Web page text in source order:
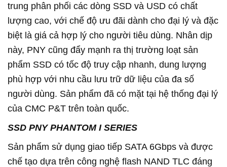
trung phân phối các dòng SSD và USD có chất
lượng cao, với chế độ ưu đãi dành cho đại lý và đặc
biệt là giá cả hợp lý cho người tiêu dùng. Nhân dịp
này, PNY cũng đẩy mạnh ra thị trường loạt sản
phẩm SSD có tốc độ truy cập nhanh, dung lượng
phù hợp với nhu cầu lưu trữ dữ liệu của đa số
người dùng. Sản phẩm đã có mặt tại hệ thống đại lý
của CMC P&T trên toàn quốc.
SSD PNY PHANTOM I SERIES
Sản phẩm sử dụng giao tiếp SATA 6Gbps và được
chế tạo dựa trên công nghệ flash NAND TLC đáng